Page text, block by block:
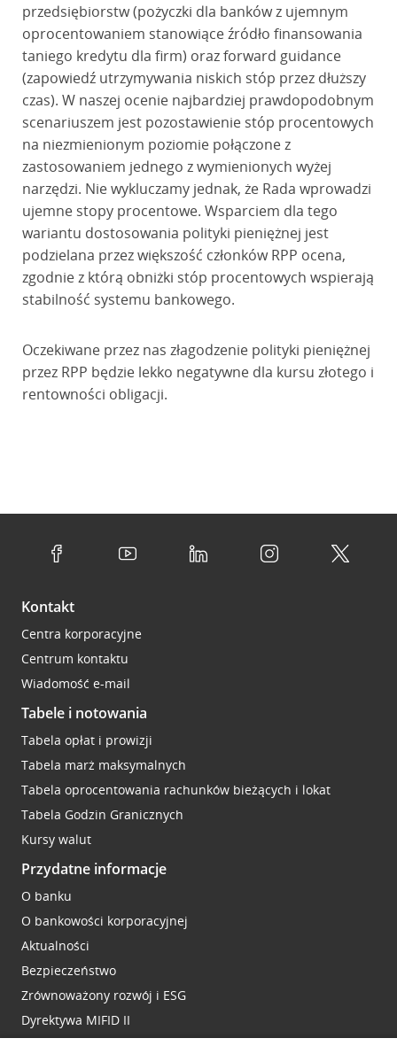
przedsiębiorstw (pożyczki dla banków z ujemnym
oprocentowaniem stanowiące źródło finansowania
taniego kredytu dla firm) oraz forward guidance
(zapowiedź utrzymywania niskich stóp przez dłuższy
czas). W naszej ocenie najbardziej prawdopodobnym
scenariuszem jest pozostawienie stóp procentowych
na niezmienionym poziomie połączone z
zastosowaniem jednego z wymienionych wyżej
narzędzi. Nie wykluczamy jednak, że Rada wprowadzi
ujemne stopy procentowe. Wsparciem dla tego
wariantu dostosowania polityki pieniężnej jest
podzielana przez większość członków RPP ocena,
zgodnie z którą obniżki stóp procentowych wspierają
stabilność systemu bankowego.
Oczekiwane przez nas złagodzenie polityki pieniężnej
przez RPP będzie lekko negatywne dla kursu złotego i
rentowności obligacji.
Kontakt
Centra korporacyjne
Centrum kontaktu
Wiadomość e-mail
Tabele i notowania
Tabela opłat i prowizji
Tabela marż maksymalnych
Tabela oprocentowania rachunków bieżących i lokat
Tabela Godzin Granicznych
Kursy walut
Przydatne informacje
O banku
O bankowości korporacyjnej
Aktualności
Bezpieczeństwo
Zrównoważony rozwój i ESG
Dyrektywa MIFID II